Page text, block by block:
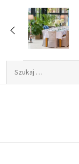
content